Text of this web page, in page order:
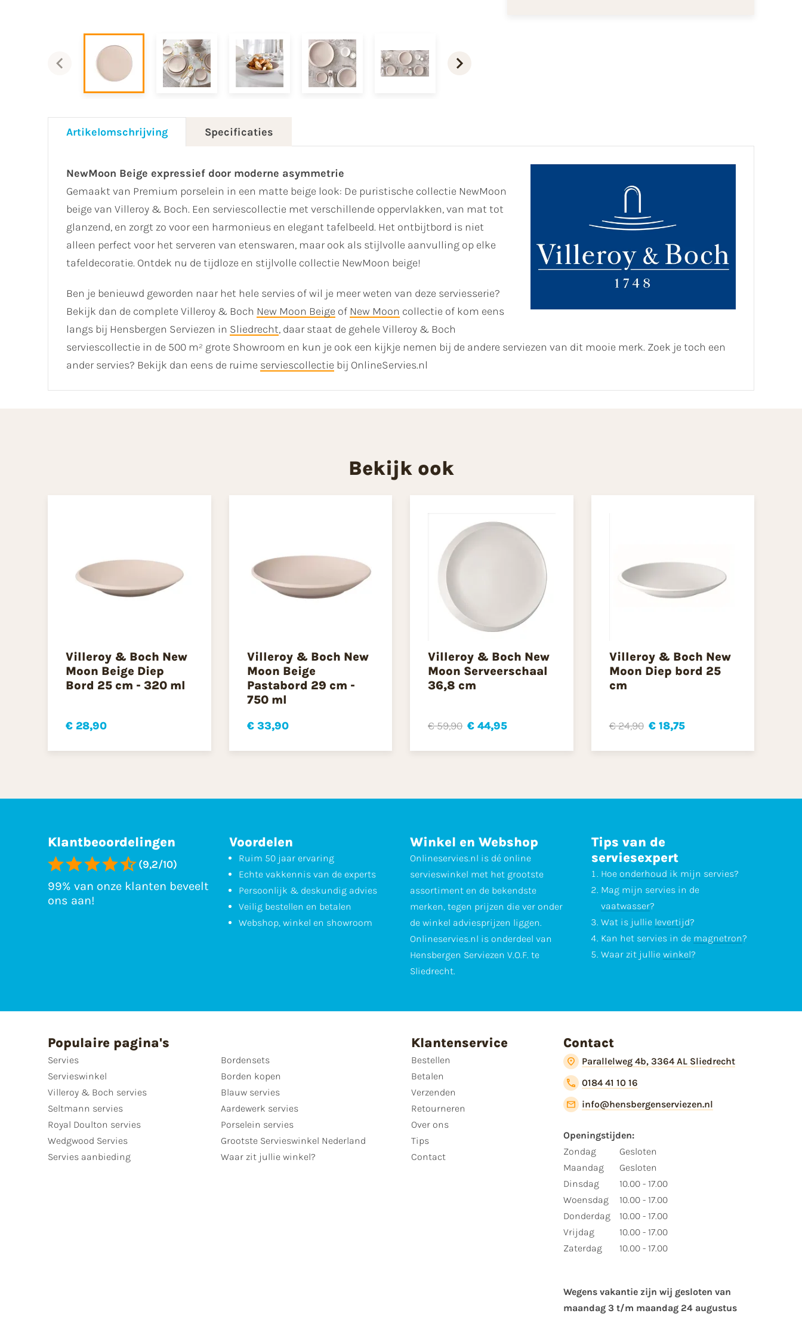
Artikelomschrijving Specificaties
NewMoon Beige expressief door moderne asymmetrie
Gemaakt van Premium porselein in een matte beige look: De puristische collectie NewMoon
beige van Villeroy & Boch. Een serviescollectie met verschillende oppervlakken, van mat tot
glanzend, en zorgt zo voor een harmonieus en elegant tafelbeeld. Het ontbijtbord is niet
alleen perfect voor het serveren van etenswaren, maar ook als stijlvolle aanvulling op elke
tafeldecoratie. Ontdek nu de tijdloze en stijlvolle collectie NewMoon beige!
Ben je benieuwd geworden naar het hele servies of wil je meer weten van deze serviesserie?
Bekijk dan de complete Villeroy & Boch New Moon Beige of New Moon collectie of kom eens
langs bij Hensbergen Serviezen in Sliedrecht, daar staat de gehele Villeroy & Boch
serviescollectie in de 500 m² grote Showroom en kun je ook een kijkje nemen bij de andere serviezen van dit mooie merk. Zoek je toch een
ander servies? Bekijk dan eens de ruime serviescollectie bij OnlineServies.nl
Bekijk ook
Villeroy & Boch New
Moon Beige Diep
Bord 25 cm - 320 ml
€ 28,90
Villeroy & Boch New
Moon Beige
Pastabord 29 cm -
750 ml
€ 33,90
Villeroy & Boch New
Moon Serveerschaal
36,8 cm
€ 59,90 € 44,95
Villeroy & Boch New
Moon Diep bord 25
cm
€ 24,90 € 18,75
Klantbeoordelingen
(9,2/10)
99% van onze klanten beveelt
ons aan!
Voordelen
Ruim 50 jaar ervaring
Echte vakkennis van de experts
Persoonlijk & deskundig advies
Veilig bestellen en betalen
Webshop, winkel en showroom
Winkel en Webshop
Onlineservies.nl is dé online
servieswinkel met het grootste
assortiment en de bekendste
merken, tegen prijzen die ver onder
de winkel adviesprijzen liggen.
Onlineservies.nl is onderdeel van
Hensbergen Serviezen V.O.F. te
Sliedrecht.
Tips van de
serviesexpert
Hoe onderhoud ik mijn servies?
Mag mijn servies in de
vaatwasser?
Wat is jullie levertijd?
Kan het servies in de magnetron?
Waar zit jullie winkel?
Populaire pagina's
Servies
Servieswinkel
Villeroy & Boch servies
Seltmann servies
Royal Doulton servies
Wedgwood Servies
Servies aanbieding
Bordensets
Borden kopen
Blauw servies
Aardewerk servies
Porselein servies
Grootste Servieswinkel Nederland
Waar zit jullie winkel?
Klantenservice
Bestellen
Betalen
Verzenden
Retourneren
Over ons
Tips
Contact
Contact
Parallelweg 4b, 3364 AL Sliedrecht
0184 41 10 16
info@hensbergenserviezen.nl
Openingstijden:
Zondag
Maandag
Dinsdag
Woensdag
Donderdag
Vrijdag
Zaterdag
Gesloten
Gesloten
10.00 - 17.00
10.00 - 17.00
10.00 - 17.00
10.00 - 17.00
10.00 - 17.00
Wegens vakantie zijn wij gesloten van ​
maandag 3 t/m maandag 24 augustus